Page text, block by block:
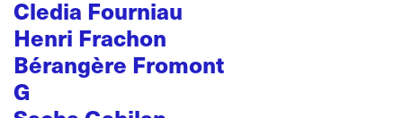
Cledia Fourniau
Henri Frachon
Bérangère Fromont
G